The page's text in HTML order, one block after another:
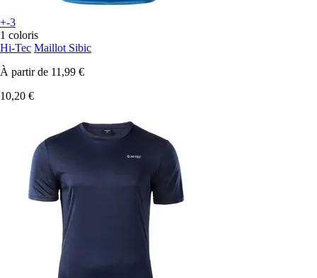
+-3
1 coloris
Hi-Tec Maillot Sibic
À partir de 11,99 €
10,20 €